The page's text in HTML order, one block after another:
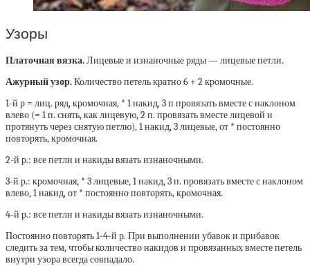
Узоры
Платочная вязка.Лицевые и изнаночные ряды — лицевые петли.
Ажурный узор.Количество петель кратно 6 + 2 кромочные.
1-й р = лиц. ряд, кромочная, * 1 накид, 3 п провязать вместе с наклоном
влево (= 1 п. снять, как лицевую, 2 п. провязать вместе лицевой и
протянуть через снятую петлю), 1 накид, 3 лицевые, от * постоянно
повторять, кромочная.
2-й р.: все петли и накиды вязать изнаночными.
3-й р.: кромочная, * 3 лицевые, 1 накид, 3 п. провязать вместе с наклоном
влево, 1 накид, от * постоянно повторять, кромочная.
4-й р.: все петли и накиды вязать изнаночными.
Постоянно повторять 1-4-й р. При выполнении убавок и прибавок
следить за тем, чтобы количество накидов и провязанных вместе петель
внутри узора всегда совпадало.